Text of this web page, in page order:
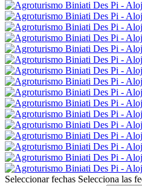
Seleccionar fechas Selecciona las